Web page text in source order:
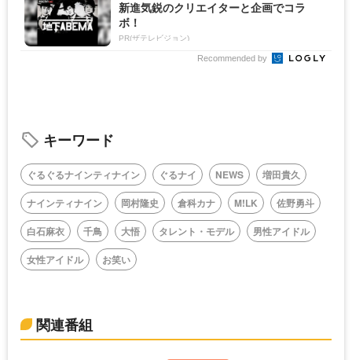
新進気鋭のクリエイターと企画でコラ
ボ！
PR(ザテレビジョン)
Recommended by
キーワード
ぐるぐるナインティナイン ぐるナイ NEWS
増田貴久
ナインティナイン
岡村隆史 倉科カナ M!LK
佐野勇斗
白石麻衣
千鳥 大悟 タレント・モデル
男性アイドル
女性アイドル
お笑い
関連番組